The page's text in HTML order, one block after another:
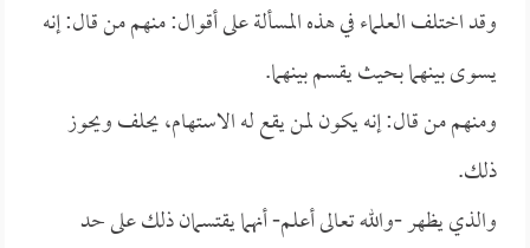
وقد اختلف العلماء في هذه المسألة على أقوال: منهم من قال: إنه
يسوى بينهما بحيث يقسم بينهما.
ومنهم من قال: إنه يكون لمن يقع له الاستهام، يحلف ويحوز
ذلك.
والذي يظهر -والله تعالى أعلم- أنهما يقتسمان ذلك على حد